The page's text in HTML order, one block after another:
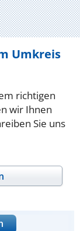
Umkreis
richtigen
wir Ihnen
Sie uns